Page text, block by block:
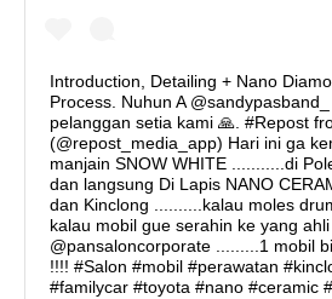
Introduction, Detailing + Nano
Process. Nuhun A
pelanggan setia kami 🙏. #Repost
(@repost_media_app) Hari ini ga
manjain SNOW WHITE ...........di
dan langsung Di Lapis NANO
dan Kinclong ..........kalau moles
kalau mobil gue serahin ke yang ahli
@pansaloncorporate .........1 mobil
!!!! #Salon #mobil #perawatan
#familycar #toyota #nano #ceramic